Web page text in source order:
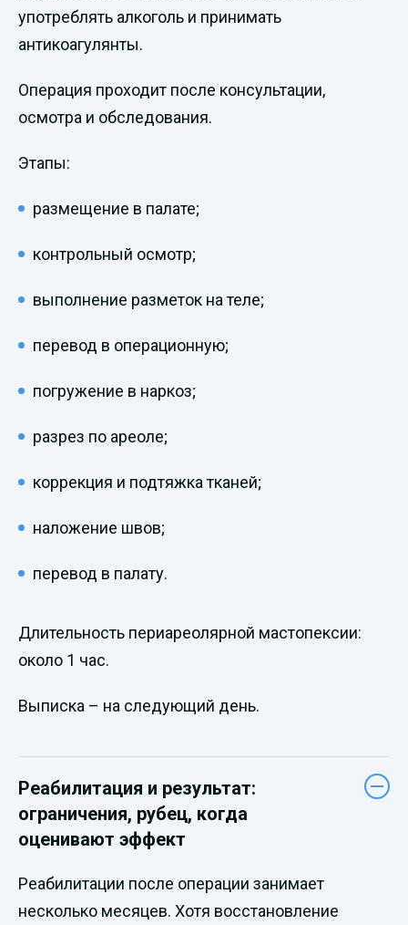
употреблять алкоголь и принимать
антикоагулянты.
Операция проходит после консультации,
осмотра и обследования.
Этапы:
размещение в палате;
контрольный осмотр;
выполнение разметок на теле;
перевод в операционную;
погружение в наркоз;
разрез по ареоле;
коррекция и подтяжка тканей;
наложение швов;
перевод в палату.
Длительность периареолярной мастопексии:
около 1 час.
Выписка – на следующий день.
Реабилитация и результат:
ограничения, рубец, когда
оценивают эффект
Реабилитации после операции занимает
несколько месяцев. Хотя восстановление